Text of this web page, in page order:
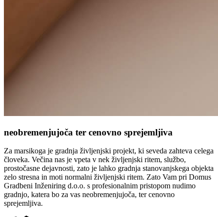
neobremenjujoča ter cenovno sprejemljiva
Za marsikoga je gradnja življenjski projekt, ki seveda zahteva celega
človeka. Večina nas je vpeta v nek življenjski ritem, službo,
prostočasne dejavnosti, zato je lahko gradnja stanovanjskega objekta
zelo stresna in moti normalni življenjski ritem. Zato Vam pri Domus
Gradbeni Inženiring d.o.o. s profesionalnim pristopom nudimo
gradnjo, katera bo za vas neobremenjujoča, ter cenovno
sprejemljiva.